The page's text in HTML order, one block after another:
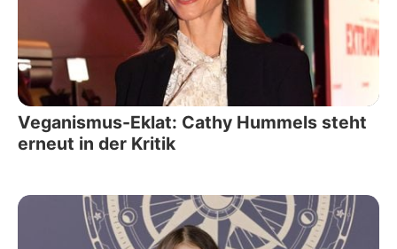
Veganismus-Eklat: Cathy Hummels steht
erneut in der Kritik